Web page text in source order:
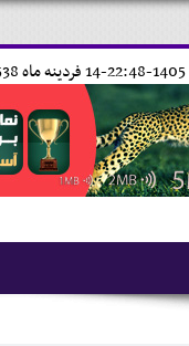
14 فردينه ماه 1538 تبری